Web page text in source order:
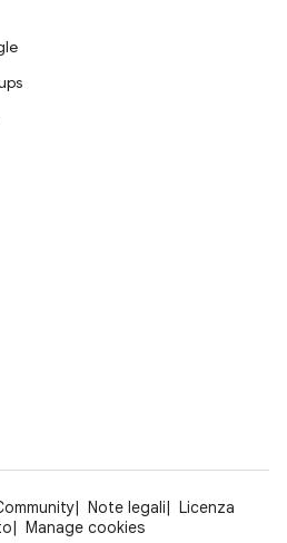
Note legali
Licenza
Manage cookies